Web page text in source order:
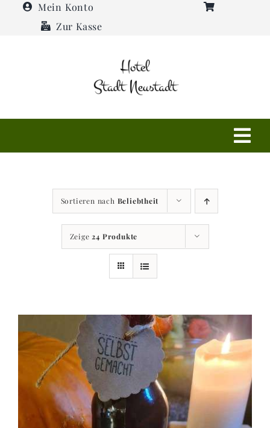
Mein Konto
Zur Kasse
Restaurant
Anfahrt + Kontakt
Sortieren nach Beliebtheit
Zeige 24 Produkte